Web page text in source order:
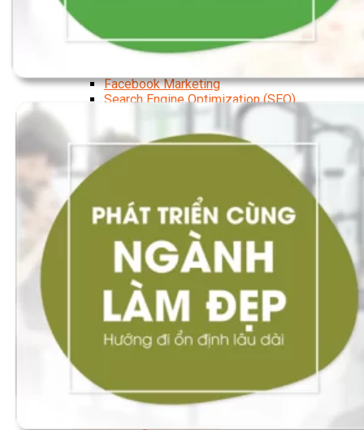
Tiktok Marketing – Tiktok Ads
Thương Mại Điện Tử – Kinh Doanh Thực
Facebook Marketing
Search Engine Optimization (SEO)
Facebook Ads
Google Ads
Content Marketing Đa Kênh
Adobe Photoshop – Illustrator
Marketing Online Ngành F&B
Marketing Online Ngành Chăm Sóc Sắc Đẹp
Chuyên Đề Digital Marketing
Media Production
Chuyên Viên Tổ Chức Sự Kiện
Truyền Thông Đa Phương Tiện
Media Production
Nhiếp Ảnh Thương Mại
Sản Xuất Phim Kỹ Thuật Số
Dựng Phim Cơ Bản Với Adobe Premiere Pro
Kỹ Thuật Viên Xoa Bóp Ấn Huyệt Trị Liệu